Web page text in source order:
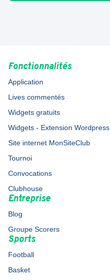
Fonctionnalités
Application
Lives commentés
Widgets gratuits
Widgets - Extension Wordpress
Site internet MonSiteClub
Tournoi
Convocations
Clubhouse
Entreprise
Blog
Groupe Scorers
Sports
Football
Basket